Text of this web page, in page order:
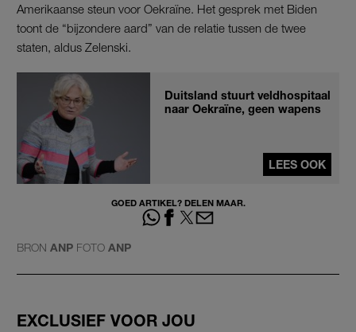
Amerikaanse steun voor Oekraïne. Het gesprek met Biden
toont de “bijzondere aard” van de relatie tussen de twee
staten, aldus Zelenski.
Duitsland stuurt veldhospitaal
naar Oekraïne, geen wapens
LEES OOK
GOED ARTIKEL? DELEN MAAR.
BRON ANP FOTO ANP
EXCLUSIEF VOOR JOU